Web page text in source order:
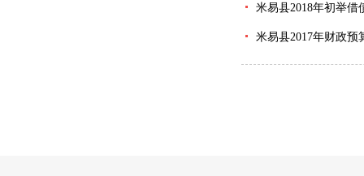
米易县2018年初举借
米易县2017年财政预